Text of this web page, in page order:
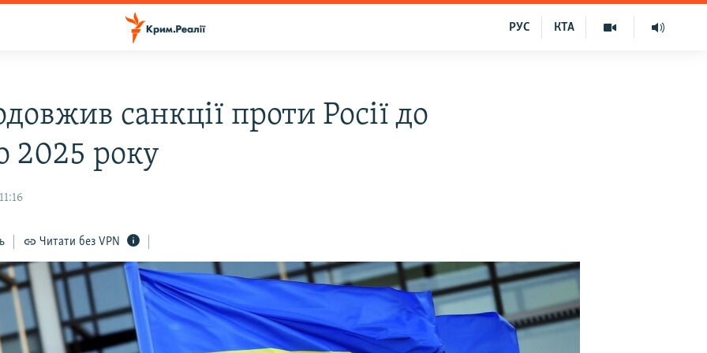
КТА
РУС
санкції проти Росії до
2025 року
Читати без VPN